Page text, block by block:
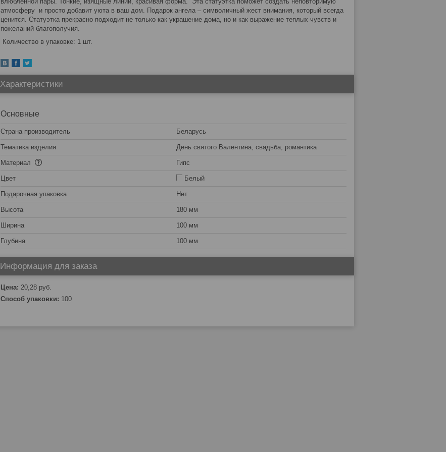
атмосферу и просто добавит уюта в ваш дом. Подарок ангела – символичный жест внимания, который всегда
ценится. Статуэтка прекрасно подходит не только как украшение дома, но и как выражение теплых чувств и
пожеланий благополучия.
Количество в упаковке: 1 шт.
Характеристики
Основные
Страна производитель Беларусь
Тематика изделия День святого Валентина, свадьба, романтика
Материал Гипс
Цвет Белый
Подарочная упаковка Нет
Высота 180 мм
Ширина 100 мм
Глубина 100 мм
Информация для заказа
Цена: 20,28 руб.
Способ упаковки: 100